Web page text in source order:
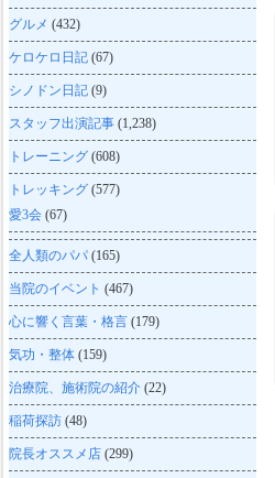
グルメ (432)
ケロケロ日記 (67)
シノドン日記 (9)
スタッフ出演記事 (1,238)
トレーニング (608)
トレッキング (577)
愛3会 (67)
全人類のパパ (165)
当院のイベント (467)
心に響く言葉・格言 (179)
気功・整体 (159)
治療院、施術院の紹介 (22)
稲荷探訪 (48)
院長オススメ店 (299)